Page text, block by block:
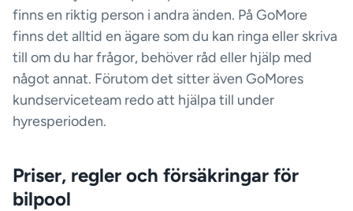
finns en riktig person i andra änden. På GoMore
finns det alltid en ägare som du kan ringa eller skriva
till om du har frågor, behöver råd eller hjälp med
något annat. Förutom det sitter även GoMores
kundserviceteam redo att hjälpa till under
hyresperioden.
Priser, regler och försäkringar för
bilpool